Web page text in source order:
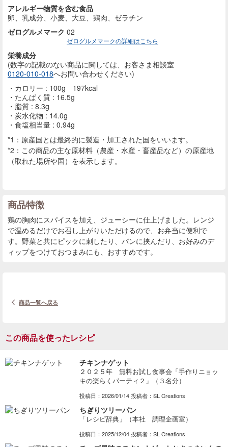
アレルギー物質を含む食品
卵、乳成分、小麦、大豆、鶏肉、ゼラチン
ゼログルメマーク 02
ゼログルメマークの詳細はこちら
栄養成分
(数字の記載のない商品に関しては、お客さま相談室
0120-010-018へお問い合わせください)
カロリー : 100g 197kcal
たんぱく質 : 16.5g
脂質 : 8.3g
炭水化物 : 14.0g
食塩相当量 : 0.94g
*1：原産国とは最終的に製造・加工された国をいいます。
*2：この商品の主な原材料（農産・水産・畜産品など）の原産地
（取れた場所や国）を表示します。
商品特徴
鶏の胸肉にスパイスを加え、ジューシーに仕上げました。レンジ
で温めるだけでお召し上がりいただけるので、お弁当に便利で
す。野菜と共にピックに刺したり、パンに挟んだり、お好みのデ
ィップをつけておつまみにも、おすすめです。
商品一覧へ戻る
この商品を使ったレシピ
チキンナゲット
２０２５年 無料お試し食事会「手作りニョッ
キの楽らくパーティ２」（３名分）
投稿日：2026/01/14 投稿者：SL Creations
ちぎりツリーパン
「レシピ辞典」（本社 調理企画室）
投稿日：2025/12/04 投稿者：SL Creations